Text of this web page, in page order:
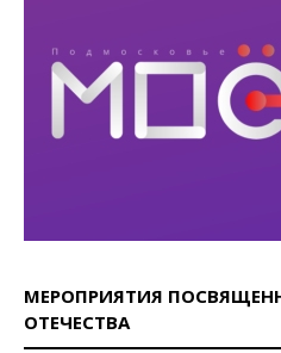
МЕРОПРИЯТИЯ
ОТЕЧЕСТВА